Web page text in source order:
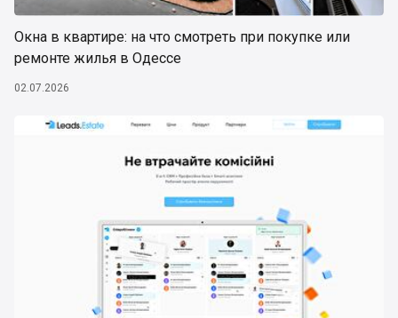
Окна в квартире: на что смотреть при покупке или
ремонте жилья в Одессе
02.07.2026